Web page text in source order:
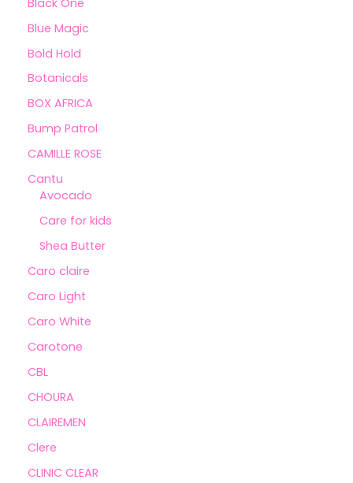
Blue Magic
Bold Hold
Botanicals
BOX AFRICA
Bump Patrol
CAMILLE ROSE
Cantu
Avocado
Care for kids
Shea Butter
Caro claire
Caro Light
Caro White
Carotone
CBL
CHOURA
CLAIREMEN
Clere
CLINIC CLEAR